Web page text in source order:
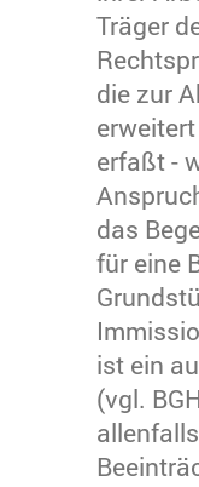
Träger
die zur
erfaßt -
das
für eine
ist ein
(vgl.